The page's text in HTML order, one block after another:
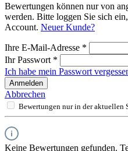
Bewertungen können nur von
werden. Bitte loggen Sie sich
Account. Neuer Kunde?
Ihre E-Mail-Adresse *
Ihr Passwort *
Ich habe mein Passwort
Anmelden
Abbrechen
Bewertungen nur in der aktuellen
Keine Bewertungen gefunden.